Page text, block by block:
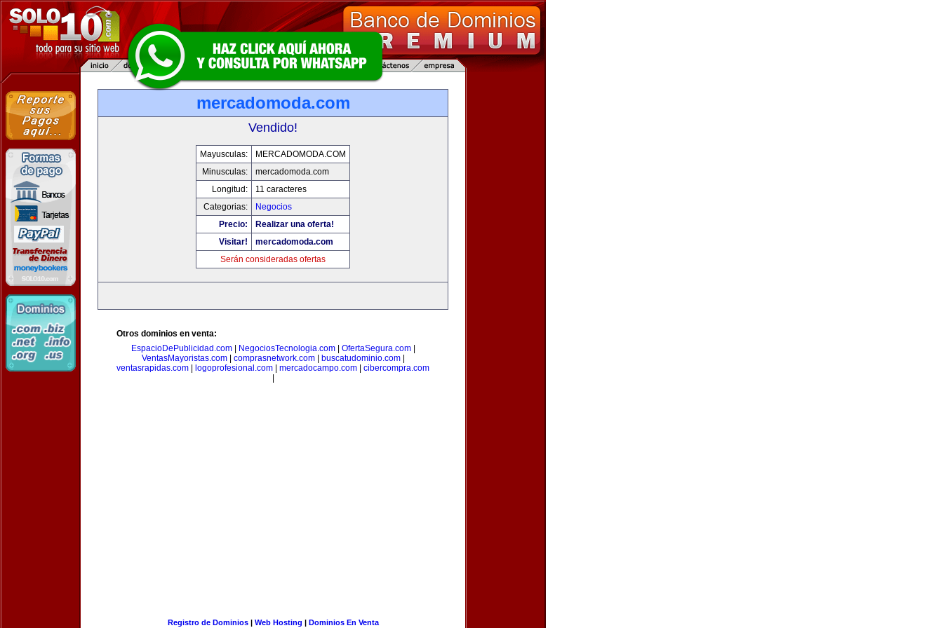
mercadomoda.com
Vendido!
Mayusculas:
MERCADOMODA.COM
Minusculas:
mercadomoda.com
Longitud:
11 caracteres
Categorias:
Negocios
Precio:
Realizar una oferta!
Visitar!
mercadomoda.com
Serán consideradas ofertas
Otros dominios en venta:
EspacioDePublicidad.com| NegociosTecnologia.com| OfertaSegura.com|
VentasMayoristas.com| comprasnetwork.com| buscatudominio.com|
ventasrapidas.com
logoprofesional.com mercadocampo.com
cibercompra.com
Registro de Dominios| Web Hosting | Dominios En Venta